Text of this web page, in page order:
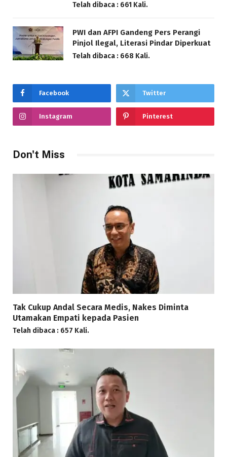
Telah dibaca : 661 Kali.
PWI dan AFPI Gandeng Pers Perangi
Pinjol Ilegal, Literasi Pindar Diperkuat
Telah dibaca : 668 Kali.
Facebook Twitter
Instagram Pinterest
Don't Miss
Tak Cukup Andal Secara Medis, Nakes Diminta
Utamakan Empati kepada Pasien
Telah dibaca : 657 Kali.